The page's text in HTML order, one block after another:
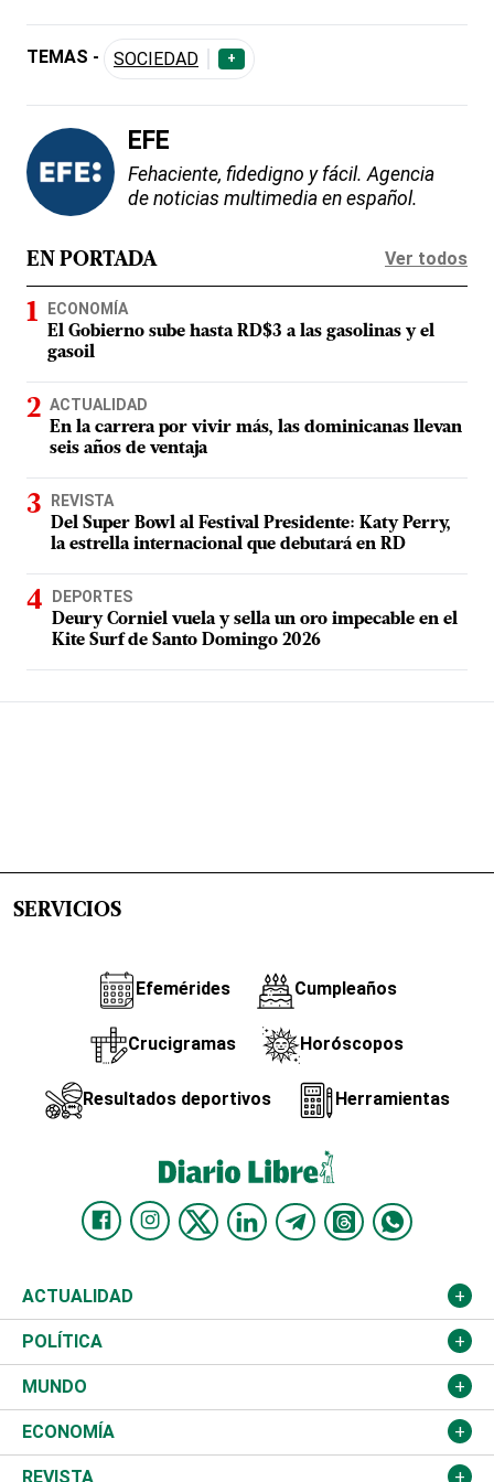
TEMAS - SOCIEDAD +
EFE
Fehaciente, fidedigno y fácil. Agencia
de noticias multimedia en español.
EN PORTADA Ver todos
ECONOMÍA
El Gobierno sube hasta RD$3 a las gasolinas y el
gasoil
ACTUALIDAD
En la carrera por vivir más, las dominicanas llevan
seis años de ventaja
REVISTA
Del Super Bowl al Festival Presidente: Katy Perry,
la estrella internacional que debutará en RD
DEPORTES
Deury Corniel vuela y sella un oro impecable en el
Kite Surf de Santo Domingo 2026
SERVICIOS
Efemérides Cumpleaños
Crucigramas Horóscopos
Resultados deportivos Herramientas
ACTUALIDAD
Nacional
Ciudad
Educación
Salud
POLÍTICA
Partidos
JCE
TSE
MUNDO
Estados Unidos
América Latina
ECONOMÍA
Finanzas
REVISTA